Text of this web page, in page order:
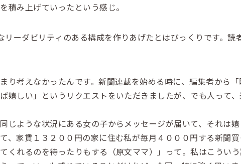
積み上げていったという感じ。
ーダビリティのある構成を作りあげたとはびっくりです。読
り考えなかったんです。新聞連載を始める時に、編集者から
嬉しい」というリクエストをいただきましたが、でも人って
じような状況にある女の子からメッセージが届いて、それは
、家賃１３２００円の家に住む私が毎月４０００円する新聞
くれるのを待ったりもする（原文ママ）」って。私はこうい